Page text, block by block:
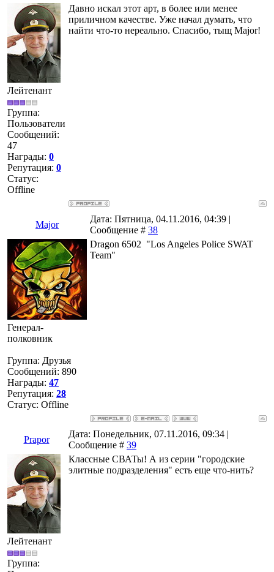
Лейтенант
Группа:
Пользователи
Сообщений:
47
Награды: 0
Репутация: 0
Статус:
Offline
Давно искал этот арт, в более или менее
приличном качестве. Уже начал думать, что
найти что-то нереально. Спасибо, тыщ Major!
Major
Дата: Пятница, 04.11.2016, 04:39 |
Сообщение # 38
Генерал-
полковник
Группа: Друзья
Сообщений: 890
Награды: 47
Репутация: 28
Статус: Offline
Dragon 6502 "Los Angeles Police SWAT
Team"
Prapor
Дата: Понедельник, 07.11.2016, 09:34 |
Сообщение # 39
Лейтенант
Группа:
Классные СВАТы! А из серии "городские
элитные подразделения" есть еще что-нить?